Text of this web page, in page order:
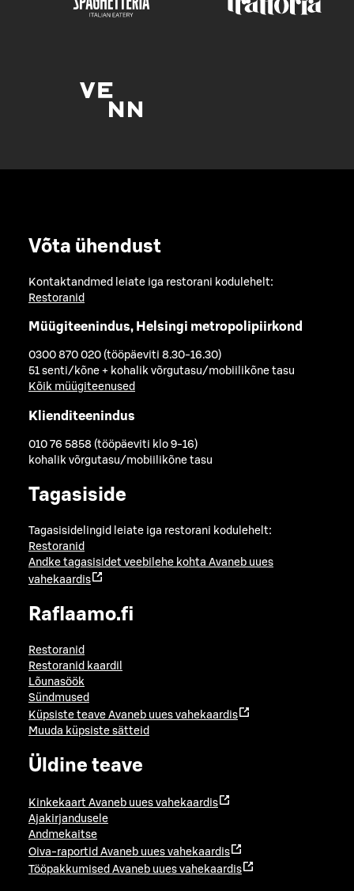
Võta ühendust
Kontaktandmed leiate iga restorani kodulehelt:
Restoranid
Müügiteenindus, Helsingi metropolipiirkond
0300 870 020 (tööpäeviti 8.30-16.30)
51 senti/kõne + kohalik võrgutasu/mobiilikõne tasu
Kõik müügiteenused
Klienditeenindus
010 76 5858 (tööpäeviti klo 9-16)
kohalik võrgutasu/mobiilikõne tasu
Tagasiside
Tagasisidelingid leiate iga restorani kodulehelt:
Restoranid
Andke tagasisidet veebilehe kohta Avaneb uues
vahekaardis
Raflaamo.fi
Restoranid
Restoranid kaardil
Lõunasöök
Sündmused
Küpsiste teave Avaneb uues vahekaardis
Muuda küpsiste sätteid
Üldine teave
Kinkekaart Avaneb uues vahekaardis
Ajakirjandusele
Andmekaitse
Oiva-raportid Avaneb uues vahekaardis
Tööpakkumised Avaneb uues vahekaardis